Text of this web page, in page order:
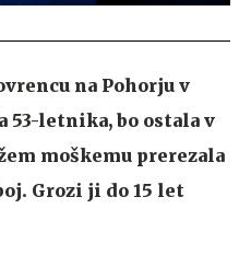
na Pohorju v
53-letnika, bo ostala v
moškemu prerezala
Grozi ji do 15 let